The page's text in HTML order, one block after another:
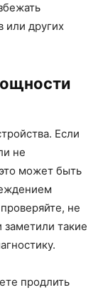
или других
Если
не
может быть
не
такие
продлить